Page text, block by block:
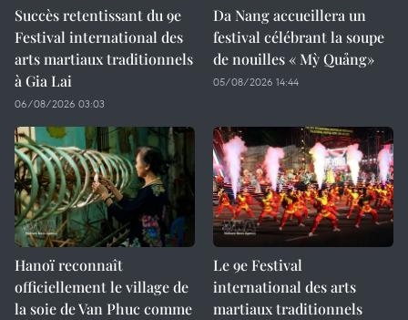
Succès retentissant du 9e
Festival international des
arts martiaux traditionnels
à Gia Lai
06/08/2026 03:03
Da Nang accueillera un
festival célébrant la soupe
de nouilles « Mỳ Quảng»
05/08/2026 14:44
Hanoï reconnaît
officiellement le village de
la soie de Van Phuc comme
Le 9e Festival
international des arts
martiaux traditionnels